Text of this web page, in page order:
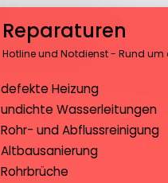
Reparaturen
Hotline und Notdienst - Rund um
defekte Heizung
undichte Wasserleitungen
Rohr- und Abflussreinigung
Altbausanierung
Rohrbrüche